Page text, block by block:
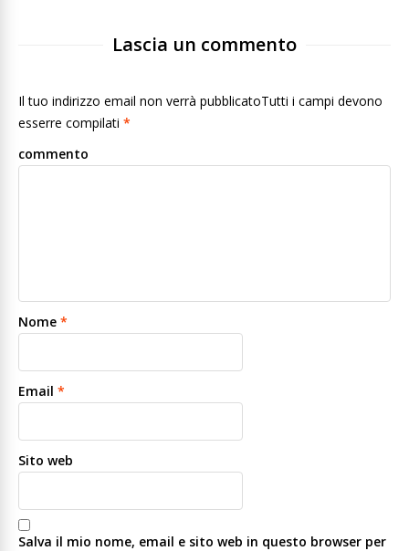
Lascia un commento
Il tuo indirizzo email non verrà pubblicatoTutti i campi devono
esserre compilati *
commento
Nome *
Email *
Sito web
Salva il mio nome, email e sito web in questo browser per